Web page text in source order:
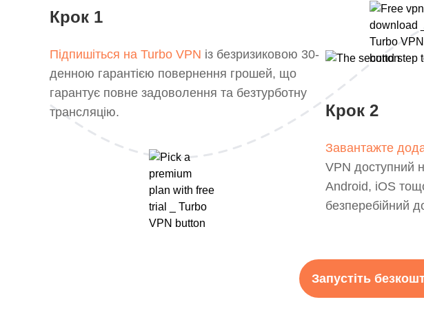
Крок 1
Підпишіться на Turbo VPN із безризиковою 30-
денною гарантією повернення грошей, що
гарантує повне задоволення та безтурботну
трансляцію.
Крок 2
Завантажте
VPN доступний
Android, iOS
безперебійний
Запустіть